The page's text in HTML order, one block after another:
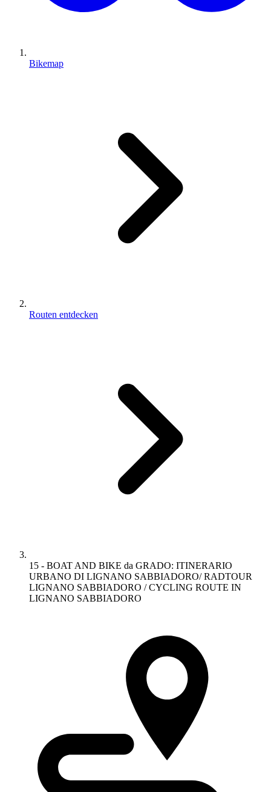
Bikemap
Routen entdecken
15 - BOAT AND BIKE da GRADO: ITINERARIO
URBANO DI LIGNANO SABBIADORO/ RADTOUR
LIGNANO SABBIADORO / CYCLING ROUTE IN
LIGNANO SABBIADORO